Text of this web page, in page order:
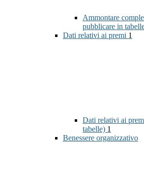
Ammontare
pubblicare in
Dati relativi ai premi 1
Dati relativi ai
tabelle) 1
Benessere organizzativo